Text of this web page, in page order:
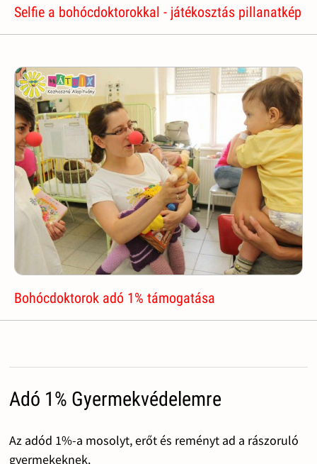
Selfie a bohócdoktorokkal - játékosztás pillanatkép
Bohócdoktorok adó 1% támogatása
Adó 1% Gyermekvédelemre
Az adód 1%-a mosolyt, erőt és reményt ad a rászoruló
gyermekeknek.